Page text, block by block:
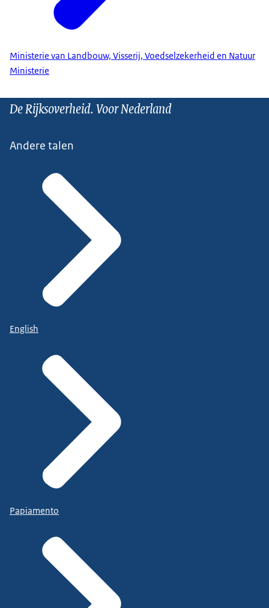
Ministerie van Landbouw, Visserij, Voedselzekerheid en Natuur
Ministerie
De Rijksoverheid. Voor Nederland
Andere talen
English
Papiamento